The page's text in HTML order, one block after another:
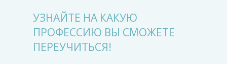
УЗНАЙТЕ НА КАКУЮ
ПРОФЕССИЮ ВЫ СМОЖЕТЕ
ПЕРЕУЧИТЬСЯ!